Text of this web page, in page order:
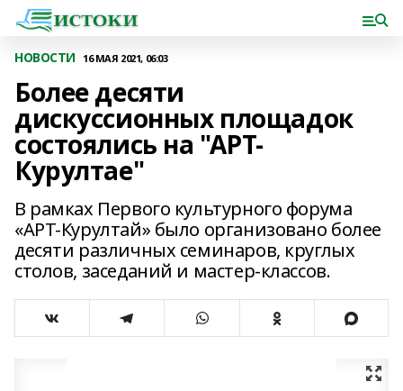
НОВОСТИ 16 МАЯ 2021, 06:03
Более десяти
дискуссионных площадок
состоялись на "АРТ-
Курултае"
В рамках Первого культурного форума
«АРТ-Курултай» было организовано более
десяти различных семинаров, круглых
столов, заседаний и мастер-классов.